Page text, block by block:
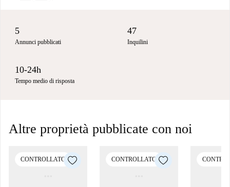
5
Annunci pubblicati
47
Inquilini
10-24h
Tempo medio di risposta
Altre proprietà pubblicate con noi
CONTROLLATO CONTROLLATO